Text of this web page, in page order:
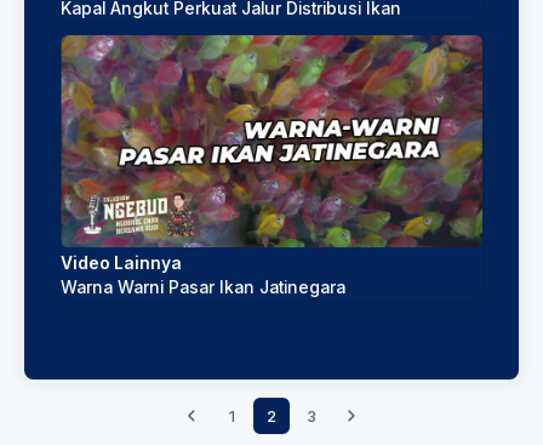
Kapal Angkut Perkuat Jalur Distribusi Ikan
Video Lainnya
Warna Warni Pasar Ikan Jatinegara
1 2 3